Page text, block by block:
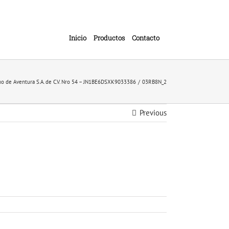
Inicio Productos Contacto
Aventura S.A. de C.V. Nro 54 – JN1BE6DSXK9033386 03RB8N_2
Previous